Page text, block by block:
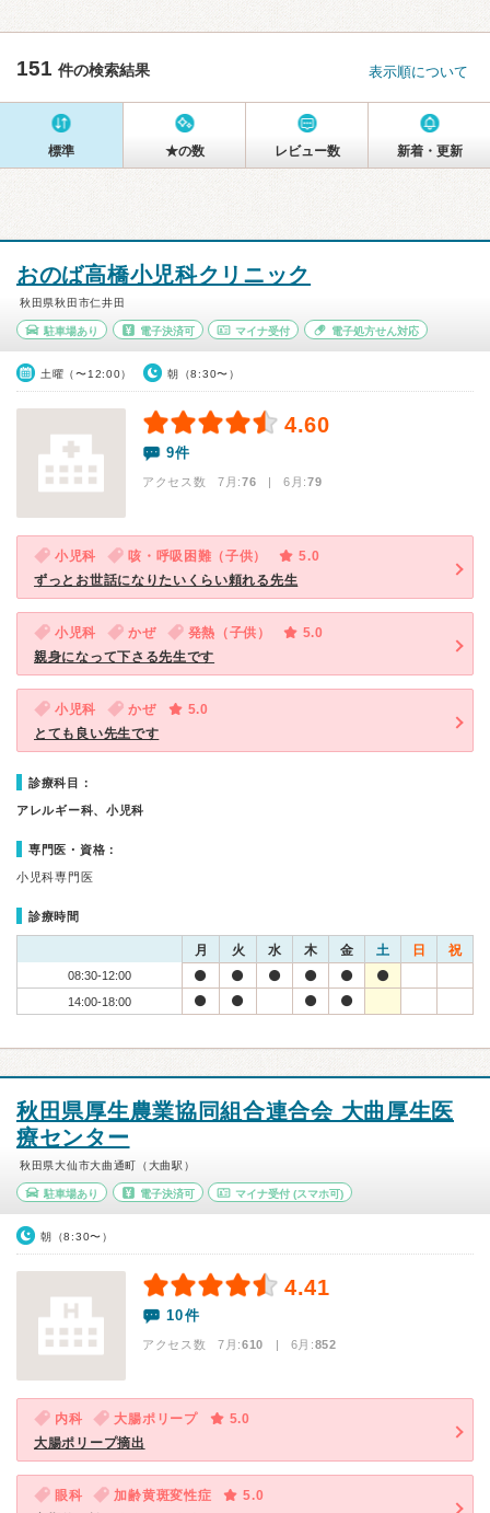
151 件の検索結果 表示順について
標準 ★の数 レビュー数 新着・更新
おのば高橋小児科クリニック
秋田県秋田市仁井田
駐車場あり 電子決済可 マイナ受付 電子処方せん対応
土曜（〜12:00） 朝（8:30〜）
4.60
9件
アクセス数 7月:76 | 6月:79
小児科 咳・呼吸困難（子供）
5.0
ずっとお世話になりたいくらい頼れる先生
小児科 かぜ 発熱（子供）
5.0
親身になって下さる先生です
小児科 かぜ
5.0
とても良い先生です
診療科目：
アレルギー科、小児科
専門医・資格：
小児科専門医
診療時間
月 火 水 木 金 土 日 祝
08:30-12:00
14:00-18:00
秋田県厚生農業協同組合連合会 大曲厚生医
療センター
秋田県大仙市大曲通町（大曲駅）
駐車場あり 電子決済可 マイナ受付 (スマホ可)
朝（8:30〜）
4.41
10件
アクセス数 7月:610 | 6月:852
内科 大腸ポリープ
5.0
大腸ポリープ摘出
眼科 加齢黄斑変性症
5.0